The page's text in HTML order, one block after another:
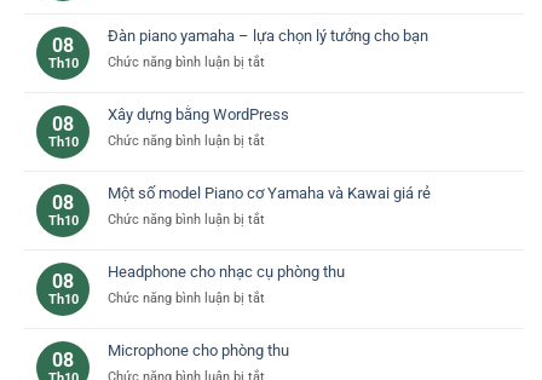
các
loại
cơ
08
Th10
Đàn piano yamaha – lựa chọn lý tưởng cho bạn
Chức năng bình luận bị tắtở
yamaha
–
chọn
tưởng
bạn
08
Th10
Xây dựng bằng WordPress
Chức năng bình luận bị tắtở
bằng
WordPress
08
Th10
Một số model Piano cơ Yamaha và Kawai giá rẻ
Chức năng bình luận bị tắtở
model
Piano
Yamaha
08
Th10
Headphone cho nhạc cụ phòng thu
Chức năng bình luận bị tắtở
nhạc
08 Microphone cho phòng thu
ở